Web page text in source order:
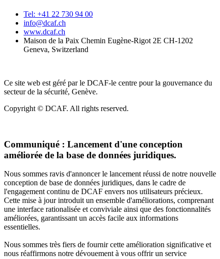
Tel: +41 22 730 94 00
info@dcaf.ch
www.dcaf.ch
Maison de la Paix Chemin Eugène-Rigot 2E CH-1202
Geneva, Switzerland
Ce site web est géré par le DCAF-le centre pour la gouvernance du
secteur de la sécurité, Genève.
Copyright © DCAF. All rights reserved.
Communiqué : Lancement d'une conception
améliorée de la base de données juridiques.
Nous sommes ravis d'annoncer le lancement réussi de notre nouvelle
conception de base de données juridiques, dans le cadre de
l'engagement continu de DCAF envers nos utilisateurs précieux.
Cette mise à jour introduit un ensemble d'améliorations, comprenant
une interface rationalisée et conviviale ainsi que des fonctionnalités
améliorées, garantissant un accès facile aux informations
essentielles.
Nous sommes très fiers de fournir cette amélioration significative et
nous réaffirmons notre dévouement à vous offrir un service